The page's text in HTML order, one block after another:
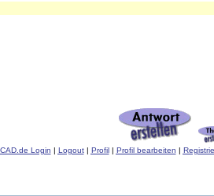
CAD.de Login | Logout| Profil| Profil bearbeiten |